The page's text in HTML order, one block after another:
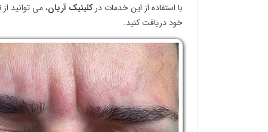
با استفاده از این خدمات درکلینیک آریان، می توانید
خود دریافت کنید.